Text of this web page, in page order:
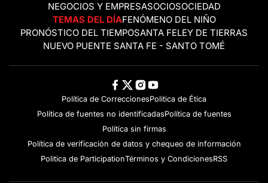
NEGOCIOS Y EMPRESASOCIOSOCIEDAD
TEMAS DEL DÍAFENÓMENO DEL NIÑO
PRONÓSTICO DEL TIEMPOSANTA FELEY DE TIERRAS
NUEVO PUENTE SANTA FE - SANTO TOMÉ
Política de CorreccionesPolitica de Ética
Política de fuentes no identificadasPolítica de fuentes
Política sin firmas
Política de verificación de datos y chequeo de información
Politica de ParticipationTérminos y CondicionesRSS